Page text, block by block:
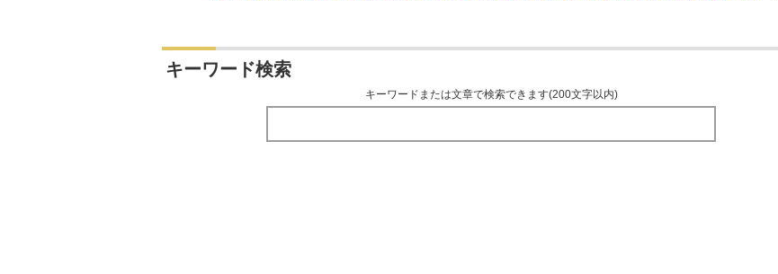
キーワード検索
キーワードまたは文章で検索できます(200文字以内)